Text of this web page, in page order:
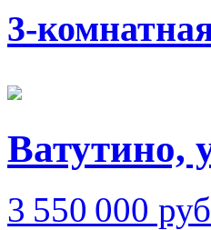
3-
Ватутино,
3 550 000